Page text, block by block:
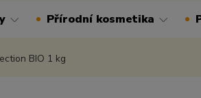
Přírodní kosmetika
BIO 1 kg